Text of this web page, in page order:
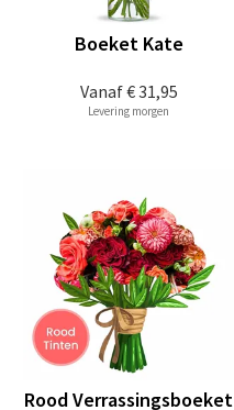
Vanaf€ 31,95
Boeket Kate
Levering morgen
Rood Verrassingsboeket